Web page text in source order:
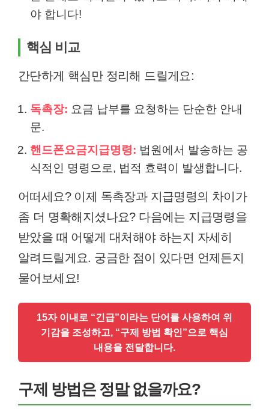
야 합니다!
핵심 비교
간단하게 핵심만 정리해 드릴게요:
독촉장: 요금 납부를 요청하는 단순한 안내
문.
핸드폰요금지급명령: 법원에서 발송하는 공
식적인 명령으로, 법적 효력이 발생합니다.
어떠세요? 이제 독촉장과 지급명령의 차이가
좀 더 명확해지셨나요? 다음에는 지급명령을
받았을 때 어떻게 대처해야 하는지 자세히
알려드릴게요. 궁금한 점이 있다면 언제든지
물어보세요!
15자 이내로 “긴급”이라는 단어를 사용하여 위
기감을 조성하고, “구제 방법 확인”으로 핵심
내용을 전달합니다.
구제 방법은 정말 없을까요?